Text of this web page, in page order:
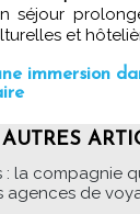
séjour
et
immersion
AUTRES
: la compagnie
agences de